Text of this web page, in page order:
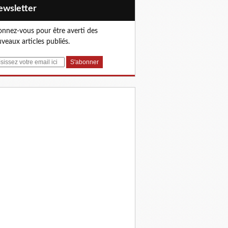
vous pour être averti des
articles publiés.